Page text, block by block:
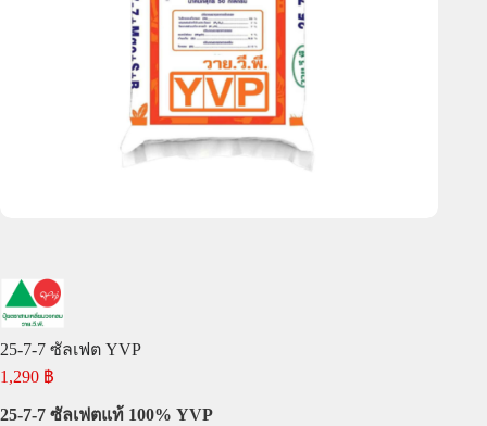
25-7-7 ซัลเฟต YVP
1,290 ฿
25-7-7 ซัลเฟตแท้ 100% YVP